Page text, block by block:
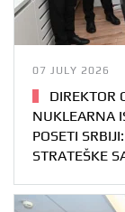
07 JULY 2026
DIREKTOR
NUKLEARNA
POSETI
STRATEŠKE